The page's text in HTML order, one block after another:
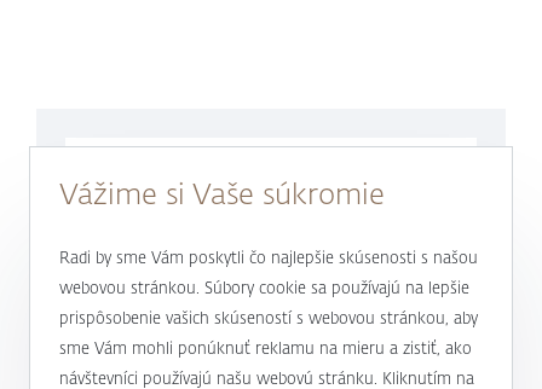
Sme tu pre Vás každý pracovný deň
0800 900 500
alebo+421 232 607 187
Vážime si Vaše súkromie
Radi by sme Vám poskytli čo najlepšie skúsenosti s našou
webovou stránkou. Súbory cookie sa používajú na lepšie
prispôsobenie vašich skúseností s webovou stránkou, aby
sme Vám mohli ponúknuť reklamu na mieru a zistiť, ako
návštevníci používajú našu webovú stránku. Kliknutím na